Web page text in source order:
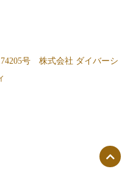
号 株式会社 ダイバーシ